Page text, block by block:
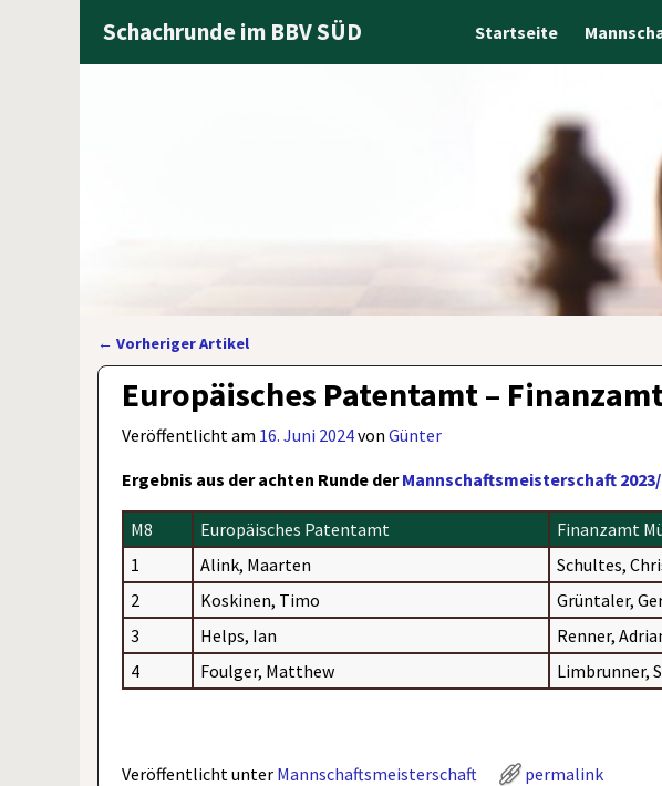
Schachrunde im BBV SÜD Startseite
Artikelnavigation
← Vorheriger Artikel
Europäisches Patentamt –
Veröffentlicht am 16. Juni 2024vonGünter
Ergebnis aus der achten Runde derMannschaftsmeisterschaft 2023/
M8 Europäisches Patentamt Finanzamt
1
Alink, Maarten Schultes,
2
Koskinen, Timo Grüntaler,
3
Helps, Ian Renner,
4
Foulger, Matthew Limbrunner,
Veröffentlicht unter Mannschaftsmeisterschaft permalink